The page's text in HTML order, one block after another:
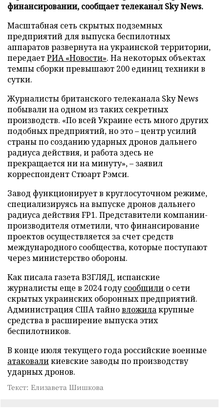
финансировании, сообщает телеканал Sky News.
Масштабная сеть скрытых подземных
предприятий для выпуска беспилотных
аппаратов развернута на украинской территории,
передаетРИА «Новости». На некоторых объектах
темпы сборки превышают 200 единиц техники в
сутки.
Журналисты британского телеканала Sky News
побывали на одном из таких секретных
производств. «По всей Украине есть много других
подобных предприятий, но это – центр усилий
страны по созданию ударных дронов дальнего
радиуса действия, и работа здесь не
прекращается ни на минуту», – заявил
корреспондент Стюарт Рэмси.
Завод функционирует в круглосуточном режиме,
специализируясь на выпуске дронов дальнего
радиуса действия FP1. Представители компании-
производителя отметили, что финансирование
проектов осуществляется за счет средств
международного сообщества, которые поступают
через министерство обороны.
Как писала газета ВЗГЛЯД, испанские
журналисты еще в 2024 годусообщили о сети
скрытых украинских оборонных предприятий.
Администрация США тайновложилакрупные
средства в расширение выпуска этих
беспилотников.
В конце июля текущего года российские военные
атаковаликиевские заводы по производству
ударных дронов.
Текст: Елизавета Шишкова